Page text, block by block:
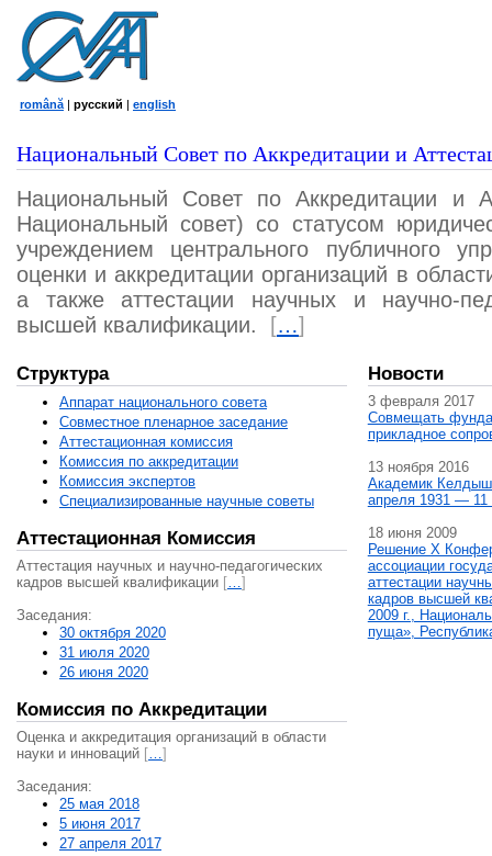
română | русский | english
Национальный Совет по Аккредитации и
Национальный Совет по Аккредитации и
Национальный совет) со статусом
учреждением центрального публичного
оценки и аккредитации организаций в
а также аттестации научных и научно-
высшей квалификации.
[…]
Структура
Аппарат национального совета
Совместное пленарное заседание
Аттестационная комисcия
Комиссия по аккредитации
Комиссия экспертов
Специализированные научные советы
Аттестационная Комиссия
Аттестация научных и научно-педагогических
кадров высшей квалификации […]
Заседания:
30 октября 2020
31 июля 2020
26 июня 2020
Комиссия по Аккредитации
Оценка и аккредитация организаций в области
науки и инноваций […]
Заседания:
25 мая 2018
5 июня 2017
27 апреля 2017
Новости
3 февраля 2017
Совмещать
прикладное
13 ноября 2016
Академик
апреля 1931 — 11
18 июня 2009
Решение X
ассоциации
аттестации
кадров высшей
2009 г.,
пуща»,